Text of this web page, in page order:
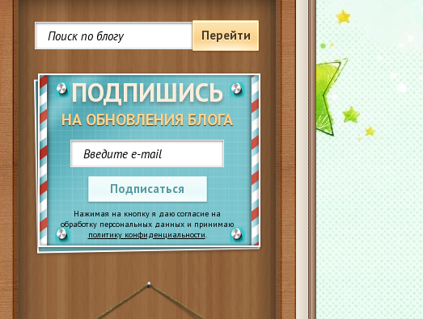
Перейти
ПОДПИШИСЬ
НА ОБНОВЛЕНИЯ БЛОГА
Подписаться
Нажимая на кнопку я даю согласие на
обработку персональных данных и принимаю
политику конфиденциальности.